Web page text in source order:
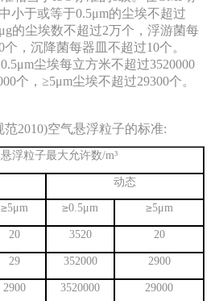
小于或等于0.5μm的尘埃不超过
的尘埃数不超过2万个，浮游菌每
，沉降菌每器皿不超过10个。
尘埃每立方米不超过3520000
个，≥5μm尘埃不超过29300个。
范2010)空气悬浮粒子的标准:
悬浮粒子最大允许数/m³
动态
≥5μm ≥0.5μm ≥5μm
20 3520 20
29 352000 2900
2900 3520000 29000